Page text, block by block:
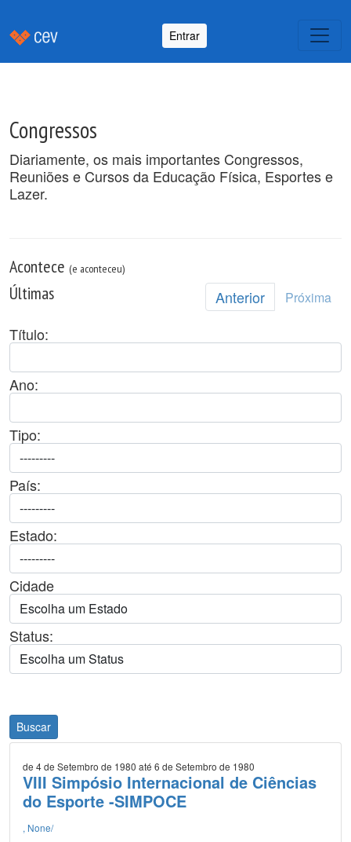
Entrar
Congressos
Diariamente, os mais importantes Congressos,
Reuniões e Cursos da Educação Física, Esportes e
Lazer.
Acontece (e aconteceu)
Últimas Anterior Próxima
Título:
Ano:
Tipo:
País:
Estado:
Cidade
Status:
Buscar
de 4 de Setembro de 1980 até 6 de Setembro de 1980
VIII Simpósio Internacional de Ciências
do Esporte -SIMPOCE
, None/